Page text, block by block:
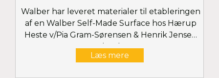
Walber har leveret materialer til etableringen
af en Walber Self-Made Surface hos Hærup
Heste v/Pia Gram-Sørensen & Henrik Jensen
ved Hobro
Læs mere